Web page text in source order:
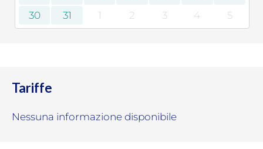
30
31 1 2 3 4 5
Tariffe
Nessuna informazione disponibile